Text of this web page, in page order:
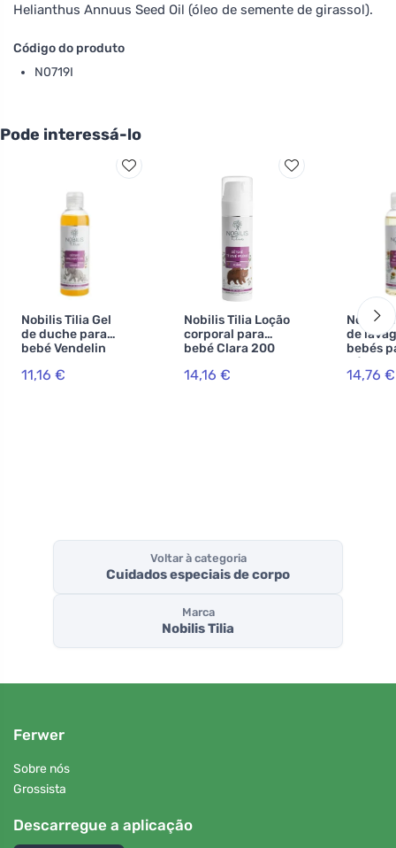
Helianthus Annuus Seed Oil (óleo de semente de girassol).
Código do produto
N0719I
Pode interessá-lo
Nobilis Tilia Gel
de duche para
bebé Vendelin
11,16 €
Nobilis Tilia Loção
corporal para
bebé Clara 200
14,16 €
Nobilis
de
bebés
200 ml
14,76 €
Voltar à categoria
Cuidados especiais de corpo
Marca
Nobilis Tilia
Ferwer
Sobre nós
Grossista
Descarregue a aplicação